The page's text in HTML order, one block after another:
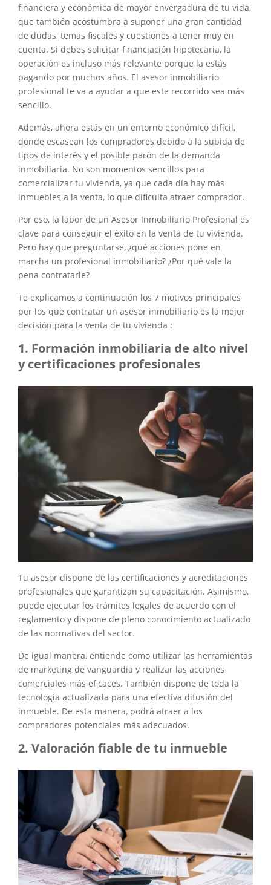
financiera y económica de mayor envergadura de tu vida,
que también acostumbra a suponer una gran cantidad
de dudas, temas fiscales y cuestiones a tener muy en
cuenta. Si debes solicitar financiación hipotecaria, la
operación es incluso más relevante porque la estás
pagando por muchos años. El asesor inmobiliario
profesional te va a ayudar a que este recorrido sea más
sencillo.
Además, ahora estás en un entorno económico difícil,
donde escasean los compradores debido a la subida de
tipos de interés y el posible parón de la demanda
inmobiliaria. No son momentos sencillos para
comercializar tu vivienda, ya que cada día hay más
inmuebles a la venta, lo que dificulta atraer comprador.
Por eso, la labor de un Asesor Inmobiliario Profesional es
clave para conseguir el éxito en la venta de tu vivienda.
Pero hay que preguntarse, ¿qué acciones pone en
marcha un profesional inmobiliario? ¿Por qué vale la
pena contratarle?
Te explicamos a continuación los 7 motivos principales
por los que contratar un asesor inmobiliario es la mejor
decisión para la venta de tu vivienda :
Formación inmobiliaria de alto nivel
y certificaciones profesionales
Tu asesor dispone de las certificaciones y acreditaciones
profesionales que garantizan su capacitación. Asimismo,
puede ejecutar los trámites legales de acuerdo con el
reglamento y dispone de pleno conocimiento actualizado
de las normativas del sector.
De igual manera, entiende como utilizar las herramientas
de marketing de vanguardia y realizar las acciones
comerciales más eficaces. También dispone de toda la
tecnología actualizada para una efectiva difusión del
inmueble. De esta manera, podrá atraer a los
compradores potenciales más adecuados.
Valoración fiable de tu inmueble